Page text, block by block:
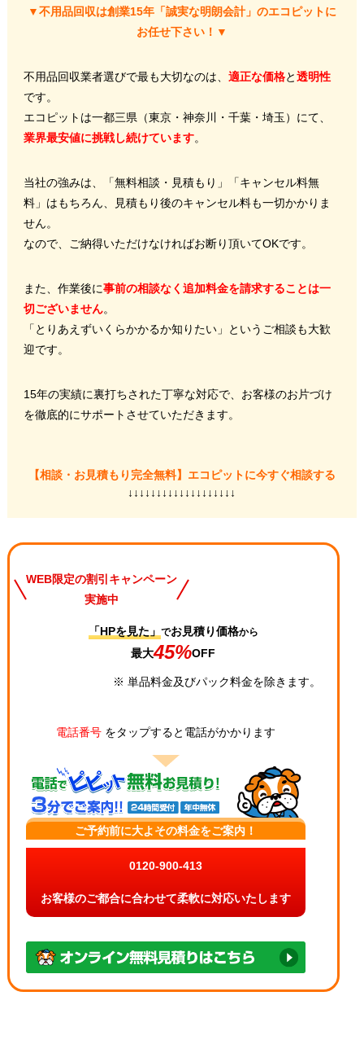
▼不用品回収は創業15年「誠実な明朗会計」のエコピットに
お任せ下さい！▼
不用品回収業者選びで最も大切なのは、 適正な価格と透明性
です。
エコピットは一都三県（東京・神奈川・千葉・埼玉）にて、
業界最安値に挑戦し続けています。
当社の強みは、「無料相談・見積もり」「キャンセル料無
料」はもちろん、見積もり後のキャンセル料も一切かかりま
せん。
なので、ご納得いただけなければお断り頂いてOKです。
また、作業後に事前の相談なく追加料金を請求することは一
切ございません。
「とりあえずいくらかかるか知りたい」というご相談も大歓
迎です。
15年の実績に裏打ちされた丁寧な対応で、お客様のお片づけ
を徹底的にサポートさせていただきます。
【相談・お見積もり完全無料】エコピットに今すぐ相談する
↓↓↓↓↓↓↓↓↓↓↓↓↓↓↓↓↓↓↓
WEB限定の割引キャンペーン
実施中
「HPを見た」 でお見積り価格から
最大45%OFF
※ 単品料金及びパック料金を除きます。
電話番号 をタップすると電話がかかります
ご予約前に大よその料金をご案内！
0120-900-413
お客様のご都合に合わせて柔軟に対応いたします